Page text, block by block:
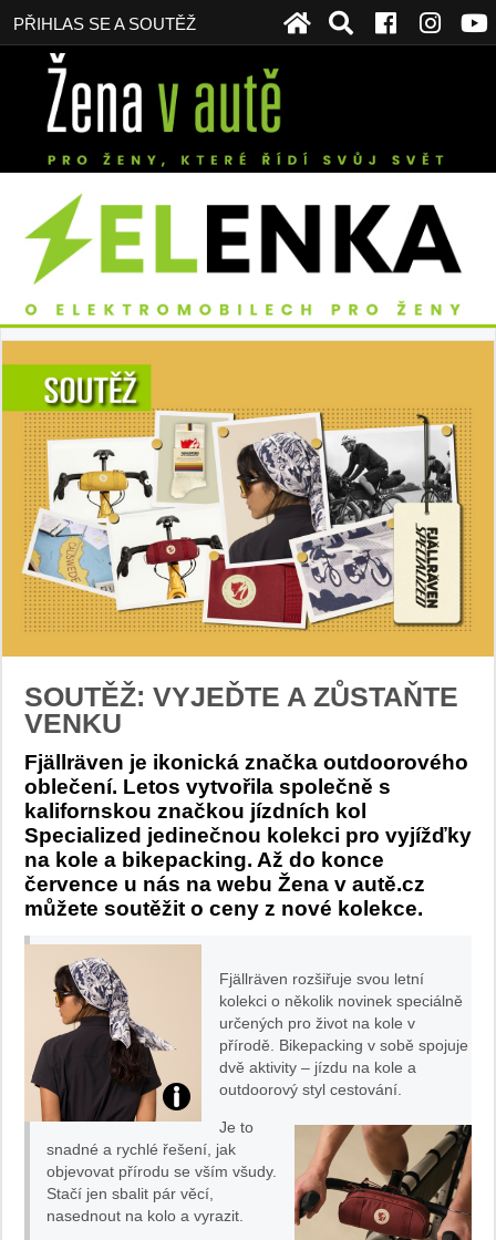
PŘIHLAS SE A SOUTĚŽ
SOUTĚŽ: VYJEĎTE A ZŮSTAŇTE
VENKU
Fjällräven je ikonická značka outdoorového
oblečení. Letos vytvořila společně s
kalifornskou značkou jízdních kol
Specialized jedinečnou kolekci pro vyjížďky
na kole a bikepacking. Až do konce
července u nás na webu Žena v autě.cz
můžete soutěžit o ceny z nové kolekce.
Fjällräven rozšiřuje svou letní
kolekci o několik novinek speciálně
určených pro život na kole v
přírodě. Bikepacking v sobě spojuje
dvě aktivity – jízdu na kole a
outdoorový styl cestování.
Je to
snadné a rychlé řešení, jak
objevovat přírodu se vším všudy.
Stačí jen sbalit pár věcí,
nasednout na kolo a vyrazit.